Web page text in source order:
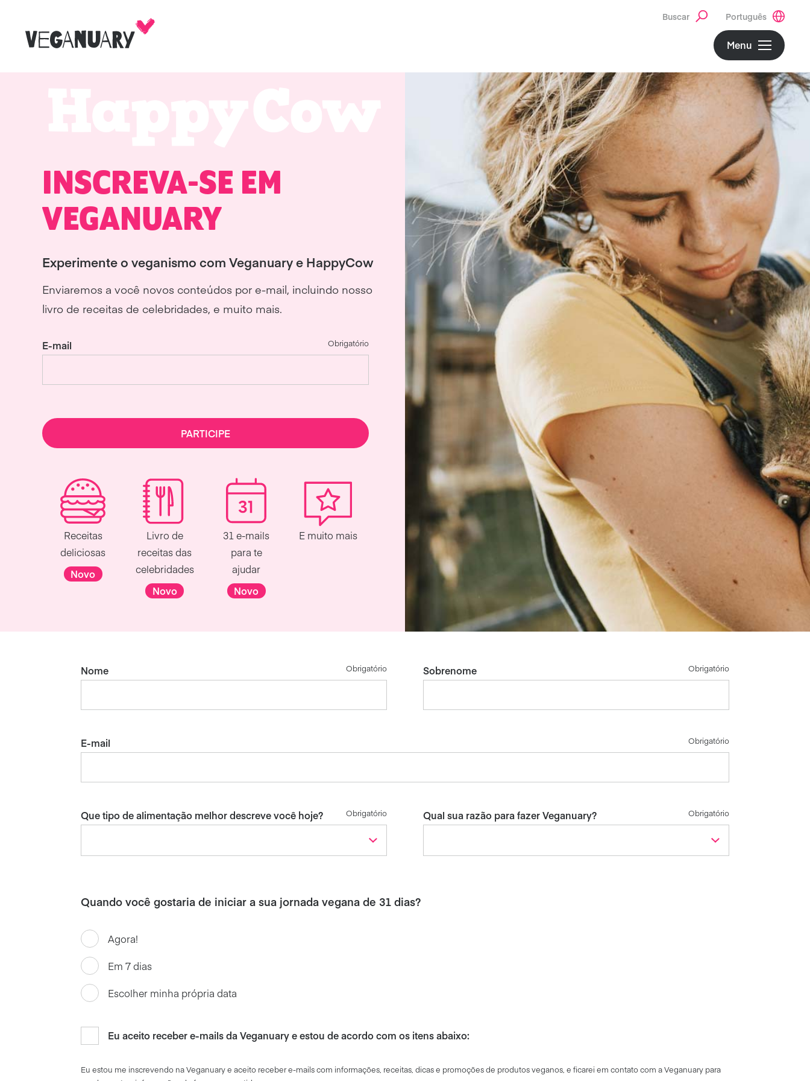
Buscar Português
Menu
INSCREVA-SE EM
VEGANUARY
Experimente o veganismo com Veganuary e HappyCow
Enviaremos a você novos conteúdos por e-mail, incluindo nosso
livro de receitas de celebridades, e muito mais.
E-mail Obrigatório
PARTICIPE
Receitas
deliciosas
Novo
Livro de
receitas das
celebridades
Novo
31 e-mails
para te
ajudar
Novo
E muito mais
Nome Obrigatório Sobrenome Obrigatório
E-mail Obrigatório
Que tipo de alimentação melhor descreve você hoje? Obrigatório Qual sua razão para fazer Veganuary? Obrigatório
Quando você gostaria de iniciar a sua jornada vegana de 31 dias?
Agora!
Em 7 dias
Escolher minha própria data
Eu aceito receber e-mails da Veganuary e estou de acordo com os itens abaixo:
Euestou me inscrevendo naVeganuary eaceito recebere-mails com informações receitas ,dicase promoçõesde produtos veganos , eficarei em contatocom a Veganuary para